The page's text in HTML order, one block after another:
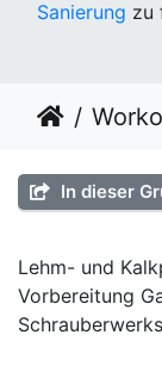
Sanierung zu
In dieser
Lehm- und
Vorbereitung